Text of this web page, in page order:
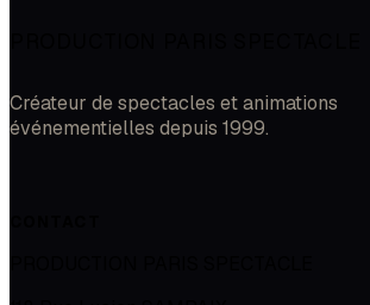
Créateur de spectacles et animations
événementielles depuis 1999.